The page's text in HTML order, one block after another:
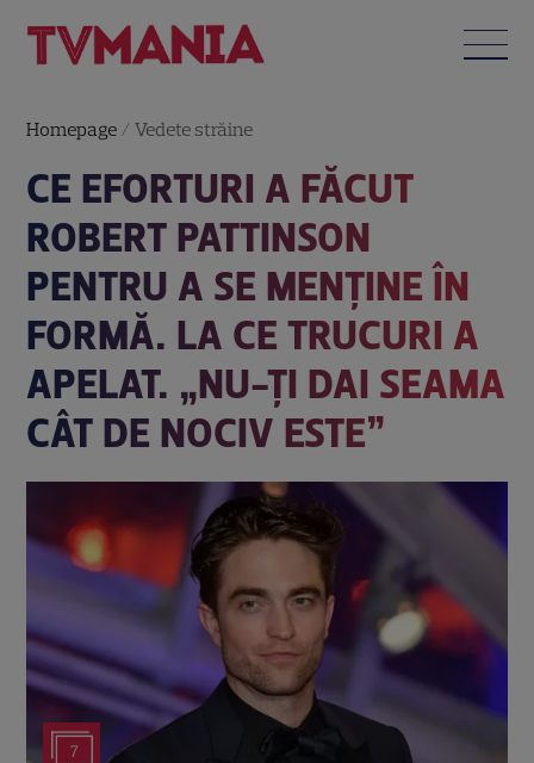
Homepage /Vedete străine
CE EFORTURI A FĂCUT
ROBERT PATTINSON
PENTRU A SE MENȚINE ÎN
FORMĂ. LA CE TRUCURI A
APELAT. „NU-ȚI DAI SEAMA
CÂT DE NOCIV ESTE”
7